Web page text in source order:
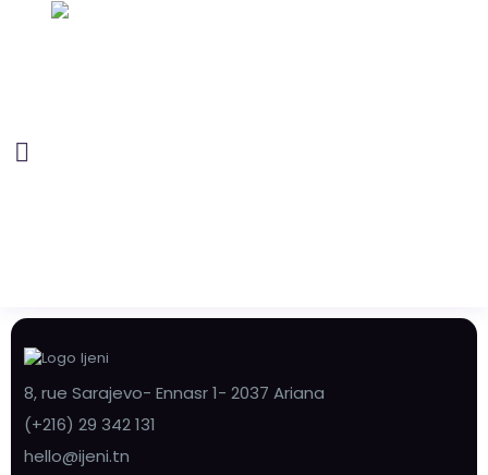
8, rue Sarajevo- Ennasr 1- 2037 Ariana
(+216) 29 342 131
hello@ijeni.tn